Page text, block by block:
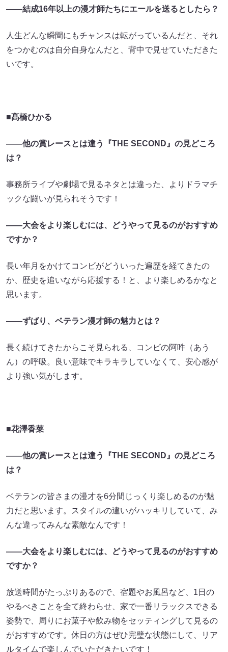
――結成16年以上の漫才師たちにエールを送るとしたら？
人生どんな瞬間にもチャンスは転がっているんだと、それ
をつかむのは自分自身なんだと、背中で見せていただきた
いです。
■髙橋ひかる
――他の賞レースとは違う『THE SECOND』の見どころ
は？
事務所ライブや劇場で見るネタとは違った、よりドラマチ
ックな闘いが見られそうです！
――大会をより楽しむには、どうやって見るのがおすすめ
ですか？
長い年月をかけてコンビがどういった遍歴を経てきたの
か、歴史を追いながら応援する！と、より楽しめるかなと
思います。
――ずばり、ベテラン漫才師の魅力とは？
長く続けてきたからこそ見られる、コンビの阿吽（あう
ん）の呼吸。良い意味でキラキラしていなくて、安心感が
より強い気がします。
■花澤香菜
――他の賞レースとは違う『THE SECOND』の見どころ
は？
ベテランの皆さまの漫才を6分間じっくり楽しめるのが魅
力だと思います。スタイルの違いがハッキリしていて、み
んな違ってみんな素敵なんです！
――大会をより楽しむには、どうやって見るのがおすすめ
ですか？
放送時間がたっぷりあるので、宿題やお風呂など、1日の
やるべきことを全て終わらせ、家で一番リラックスできる
姿勢で、周りにお菓子や飲み物をセッティングして見るの
がおすすめです。休日の方はぜひ完璧な状態にして、リア
ルタイムで楽しんでいただきたいです！